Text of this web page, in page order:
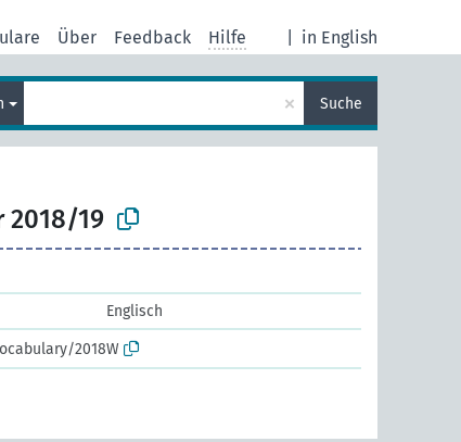
in English
Über Feedback Hilfe
× Suche
2018/19
Englisch
2018W